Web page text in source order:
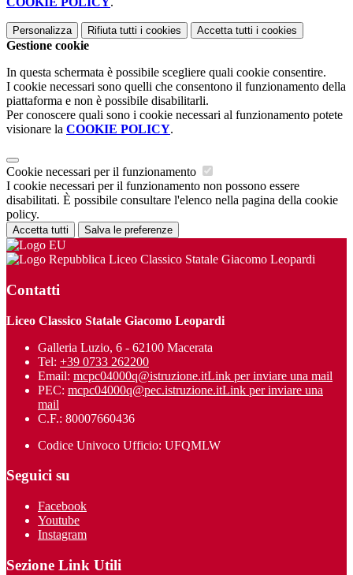
Personalizza Rifiuta tutti i cookies Accetta tutti i cookies
Gestione cookie
In questa schermata è possibile scegliere quali cookie consentire.
I cookie necessari sono quelli che consentono il funzionamento della
piattaforma e non è possibile disabilitarli.
Per conoscere quali sono i cookie necessari al funzionamento potete
visionare la COOKIE POLICY.
Cookie necessari per il funzionamento
I cookie necessari per il funzionamento non possono essere
disabilitati. È possibile consultare l'elenco nella pagina della cookie
policy.
Accetta tutti Salva le preferenze
Liceo Classico Statale Giacomo Leopardi
Contatti
Liceo Classico Statale Giacomo Leopardi
Galleria Luzio, 6 - 62100 Macerata
Tel: +39 0733 262200
Email: mcpc04000q@istruzione.itLink per inviare una mail
PEC: mcpc04000q@pec.istruzione.itLink per inviare una
mail
C.F.: 80007660436
Codice Univoco Ufficio: UFQMLW
Seguici su
Facebook
Youtube
Instagram
Sezione Link Utili